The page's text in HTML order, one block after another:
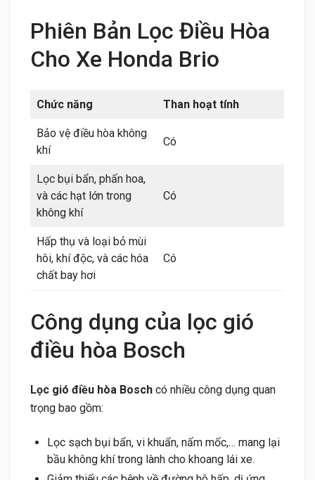
Phiên Bản Lọc Điều Hòa
Cho Xe Honda Brio
Chức năng Than hoạt tính
Bảo vệ điều hòa không
khí
Có
Lọc bụi bẩn, phấn hoa,
và các hạt lớn trong
không khí
Có
Hấp thụ và loại bỏ mùi
hôi, khí độc, và các hóa
chất bay hơi
Có
Công dụng của lọc gió
điều hòa Bosch
Lọc gió điều hòa Bosch có nhiều công dụng quan
trọng bao gồm:
Lọc sạch bụi bẩn, vi khuẩn, nấm mốc,… mang lại
bầu không khí trong lành cho khoang lái xe.